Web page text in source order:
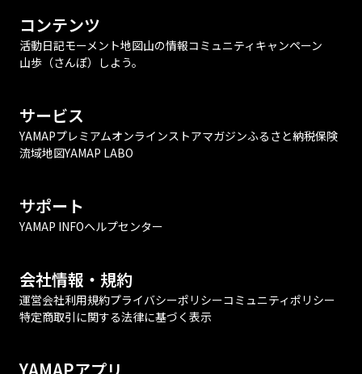
コンテンツ
活動日記モーメント地図山の情報コミュニティ キャンペーン
山歩（さんぽ）しよう。
サービス
YAMAPプレミアムオンラインストアマガジンふるさと納税保険
流域地図YAMAP LABO
サポート
YAMAP INFOヘルプセンター
会社情報・規約
運営会社利用規約プライバシーポリシーコミュニティポリシー
特定商取引に関する法律に基づく表示